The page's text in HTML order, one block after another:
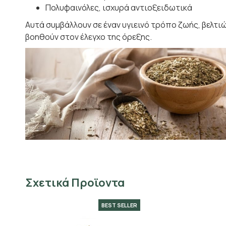
Πολυφαινόλες, ισχυρά αντιοξειδωτικά
Αυτά συμβάλλουν σε έναν υγιεινό τρόπο ζωής,
βοηθούν στον έλεγχο της όρεξης.
Σχετικά Προϊοντα
BEST SELLER